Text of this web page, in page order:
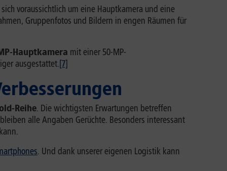
voraussichtlich um eine Hauptkamera und eine
Gruppenfotos und Bildern in engen Räumen für
Hauptkamera mit einer 50-MP-
ausgestattet.[7]
Reihe. Die wichtigsten Erwartungen betreffen
alle Angaben Gerüchte. Besonders interessant
. Und dank unserer eigenen Logistik kann